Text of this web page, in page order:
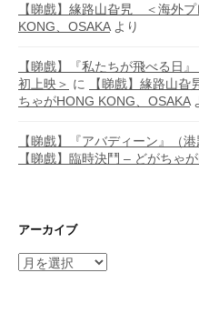
【睇戲】緣路山旮旯 ＜海外
KONG、OSAKAより
【睇戲】『私たちが飛べる日
初上映＞ に
【睇戲】緣路山
ちゃがHONG KONG、OSAKA
【睇戲】『アバディーン』（
【睇戲】臨時決鬥 – どがちゃ
アーカイブ
ア